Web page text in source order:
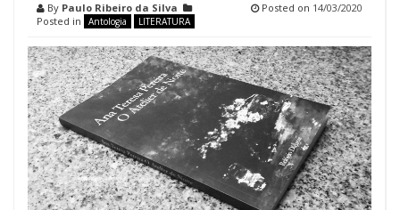
By Paulo Ribeiro da Silva
Posted in
Antologia LITERATURA
Posted on 14/03/2020